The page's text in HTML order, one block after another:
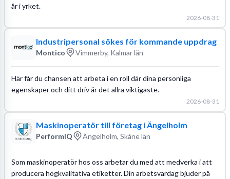
år i yrket.
2026-08-31
Industripersonal sökes för kommande uppdrag
Montico Vimmerby, Kalmar län
Här får du chansen att arbeta i en roll där dina personliga
egenskaper och ditt driv är det allra viktigaste.
2026-08-31
Maskinoperatör till företag i Ängelholm
PerformIQ Ängelholm, Skåne län
Som maskinoperatör hos oss arbetar du med att medverka i att
producera högkvalitativa etiketter. Din arbetsvardag bjuder på